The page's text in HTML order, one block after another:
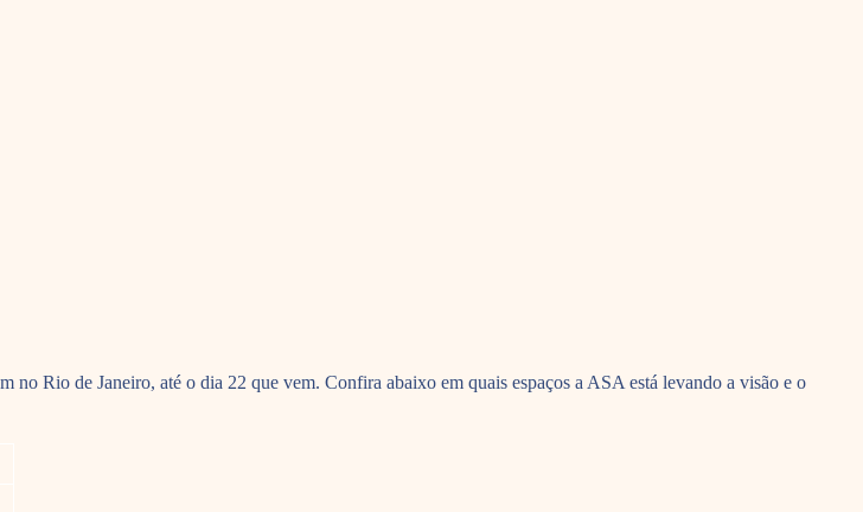
Rio de Janeiro, até o dia 22 que vem. Confira abaixo em quais espaços a ASA está levando a visão e o